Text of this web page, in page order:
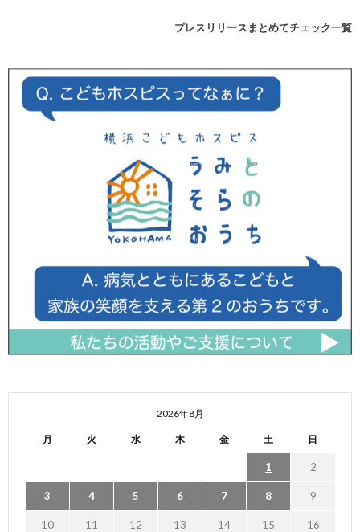
プレスリリースまとめてチェック一覧
2026年8月
月 火 水 木 金 土 日
1 2
3 4 5 6 7 8 9
10 11 12 13 14 15 16